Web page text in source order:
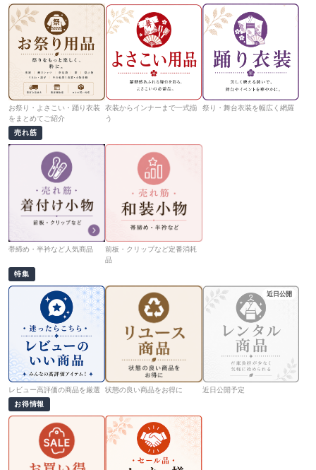
お祭り・よさこい・踊り衣装
をまとめてご紹介
衣装からインナーまで一式揃
う
祭り・舞台衣装を幅広く網羅
売れ筋
帯締め・半衿など人気商品
前板・クリップなど定番消耗
品
特集
レビュー高評価の商品を厳選 状態の良い商品をお得に
近日公開
近日公開予定
お得情報